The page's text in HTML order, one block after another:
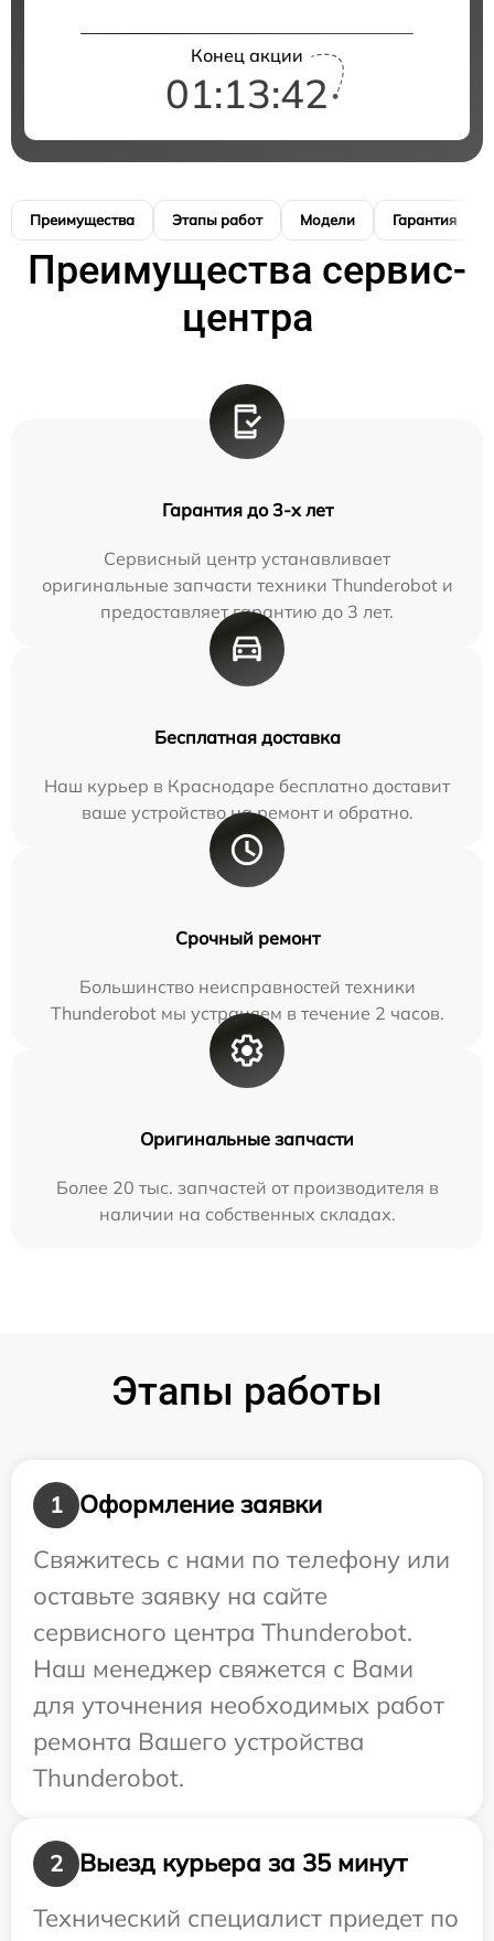
Конец акции
01:13:41
Преимущества Этапы работ Модели Гарантия
Преимущества сервис-
центра
Гарантия до 3-х лет
Сервисный центр устанавливает
оригинальные запчасти техники Thunderobot и
предоставляет гарантию до 3 лет.
Бесплатная доставка
Наш курьер в Краснодаре бесплатно доставит
ваше устройство на ремонт и обратно.
Срочный ремонт
Большинство неисправностей техники
Thunderobot мы устраняем в течение 2 часов.
Оригинальные запчасти
Более 20 тыс. запчастей от производителя в
наличии на собственных складах.
Этапы работы
1
Оформление заявки
Свяжитесь с нами по телефону или
оставьте заявку на сайте
сервисного центра Thunderobot.
Наш менеджер свяжется с Вами
для уточнения необходимых работ
ремонта Вашего устройства
Thunderobot.
2
Выезд курьера за 35 минут
Технический специалист приедет по